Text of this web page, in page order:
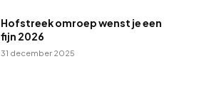
Hofstreek omroep wenst je een
fijn 2026
31 december 2025